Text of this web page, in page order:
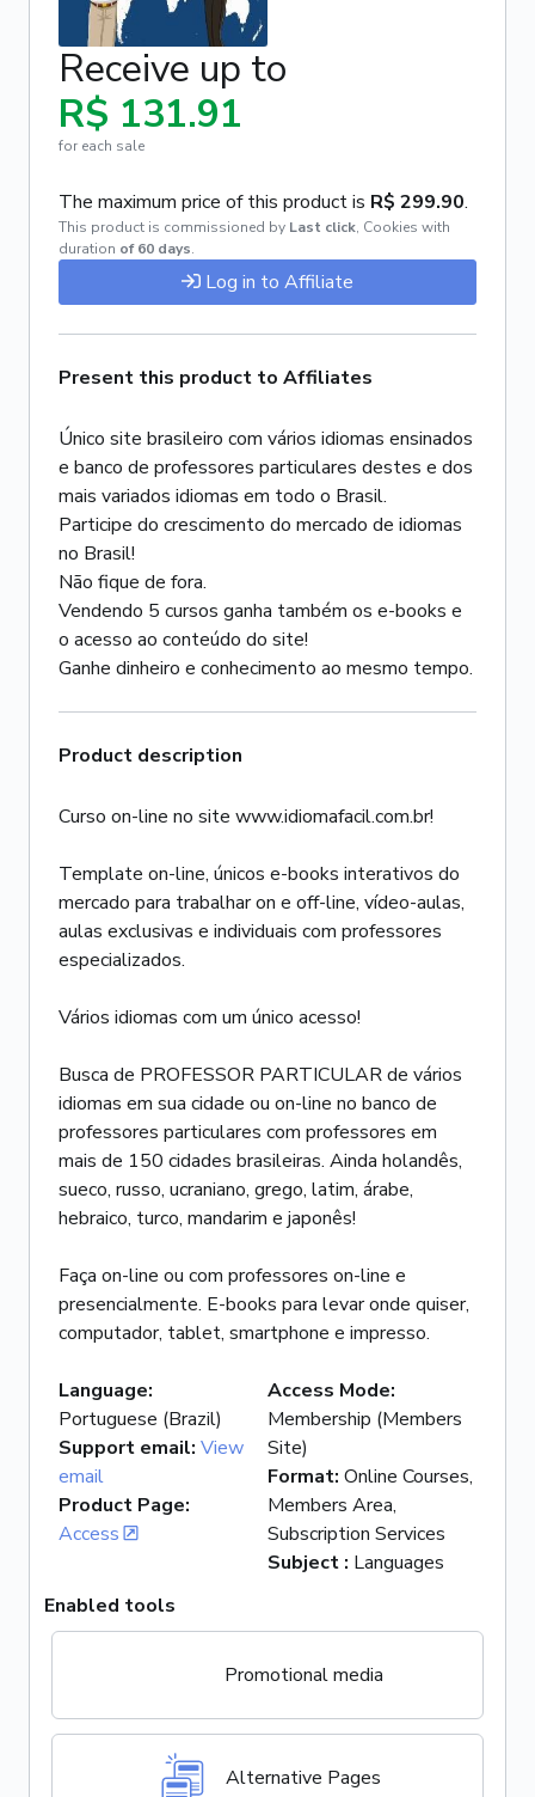
Receive up to
R$ 131.91
for each sale
The maximum price of this product is R$ 299.90.
This product is commissioned by Last click, Cookies with
duration of 60 days.
Log in to Affiliate
Present this product to Affiliates
Único site brasileiro com vários idiomas ensinados
e banco de professores particulares destes e dos
mais variados idiomas em todo o Brasil.
Participe do crescimento do mercado de idiomas
no Brasil!
Não fique de fora.
Vendendo 5 cursos ganha também os e-books e
o acesso ao conteúdo do site!
Ganhe dinheiro e conhecimento ao mesmo tempo.
Product description
Curso on-line no site www.idiomafacil.com.br!
Template on-line, únicos e-books interativos do
mercado para trabalhar on e off-line, vídeo-aulas,
aulas exclusivas e individuais com professores
especializados.
Vários idiomas com um único acesso!
Busca de PROFESSOR PARTICULAR de vários
idiomas em sua cidade ou on-line no banco de
professores particulares com professores em
mais de 150 cidades brasileiras. Ainda holandês,
sueco, russo, ucraniano, grego, latim, árabe,
hebraico, turco, mandarim e japonês!
Faça on-line ou com professores on-line e
presencialmente. E-books para levar onde quiser,
computador, tablet, smartphone e impresso.
Language:
Portuguese (Brazil)
Support email: View
email
Product Page:
Access
Access Mode:
Membership (Members
Site)
Format: Online Courses,
Members Area,
Subscription Services
Subject : Languages
Enabled tools
Promotional media
Alternative Pages